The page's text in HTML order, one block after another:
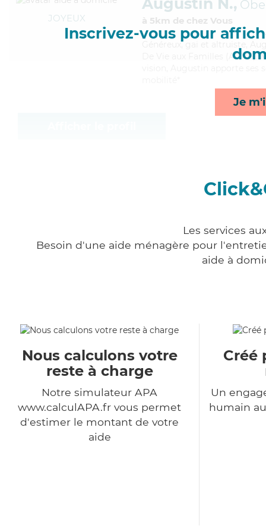
Inscrivez-vous pour
Je
JOYEUX
Augustin N.,
à 5km de chez Vous
Généreux, gai et altruiste,
De Vie aux Familles
Les services
Besoin d'une aide ménagère pour
aide à
Nous calculons votre
reste à charge
Notre simulateur APA
www.calculAPA.fr vous permet
d'estimer le montant de votre
aide
Créé
Un
humain